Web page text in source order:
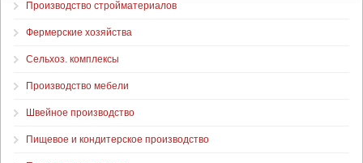
Производство стройматериалов
Фермерские хозяйства
Сельхоз. комплексы
Производство мебели
Швейное производство
Пищевое и кондитерское производство